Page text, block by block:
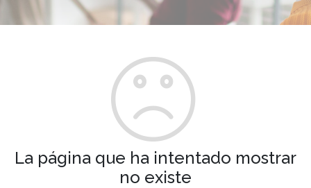
La página que ha intentado mostrar
no existe